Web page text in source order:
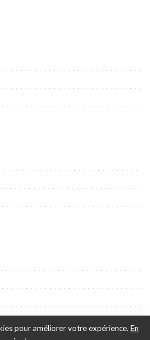
pour améliorer votre expérience. En